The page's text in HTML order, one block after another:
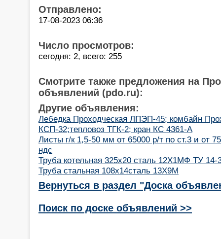
Отправлено:
17-08-2023 06:36
Число просмотров:
сегодня: 2, всего: 255
Смотрите также предложения на
объявлений (pdo.ru):
Другие объявления:
Лебедка Проходческая ЛПЭП-45; комбайн
КСП-32;тепловоз ТГК-2; кран КС 4361-А
Листы г/к 1,5-50 мм от 65000 р/т по ст.3 и от
ндс
Труба котельная 325x20 сталь 12Х1МФ ТУ 14-
Труба стальная 108x14сталь 13Х9М
Вернуться в раздел "Доска
Поиск по доске объявлений >>